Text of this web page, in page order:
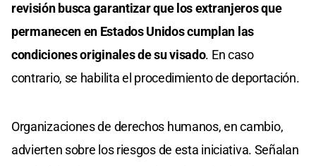
revisión busca garantizar que los extranjeros que
permanecen en Estados Unidos cumplan las
condiciones originales de su visado. En caso
contrario, se habilita el procedimiento de deportación.
Organizaciones de derechos humanos, en cambio,
advierten sobre los riesgos de esta iniciativa. Señalan